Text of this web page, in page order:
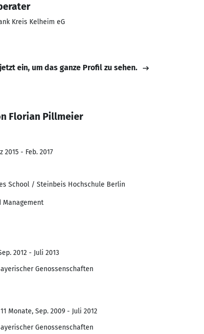
Kreis Kelheim eG
ein, um das ganze Profil zu sehen.
Florian Pillmeier
2015 - Feb. 2017
School / Steinbeis Hochschule Berlin
Management
2012 - Juli 2013
Genossenschaften
Monate, Sep. 2009 - Juli 2012
Genossenschaften